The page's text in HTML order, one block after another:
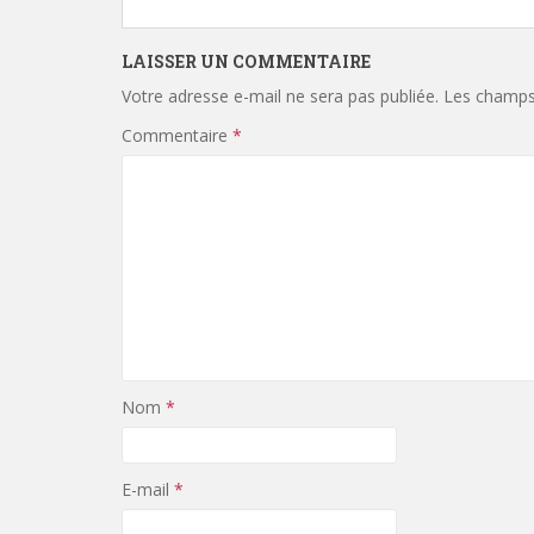
LAISSER UN COMMENTAIRE
Votre adresse e-mail ne sera pas publiée. Les
Commentaire *
Nom *
E-mail *